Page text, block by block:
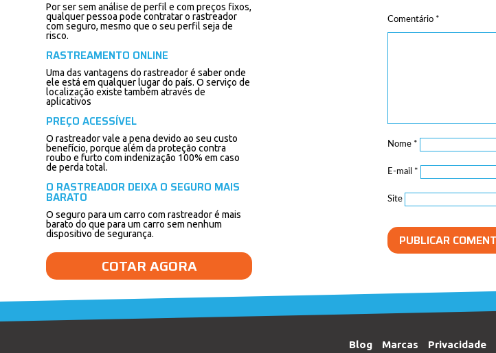
Por ser sem análise de perfil e com preços fixos,
qualquer pessoa pode contratar o rastreador
com seguro, mesmo que o seu perfil seja de
risco.
RASTREAMENTO ONLINE
Uma das vantagens do rastreador é saber onde
ele está em qualquer lugar do país. O serviço de
localização existe também através de
aplicativos
PREÇO ACESSÍVEL
O rastreador vale a pena devido ao seu custo
benefício, porque além da proteção contra
roubo e furto com indenização 100% em caso
de perda total.
O RASTREADOR DEIXA O SEGURO MAIS
BARATO
O seguro para um carro com rastreador é mais
barato do que para um carro sem nenhum
dispositivo de segurança.
COTAR AGORA
Comentário *
Nome *
E-mail *
Site
Blog Marcas Privacidade